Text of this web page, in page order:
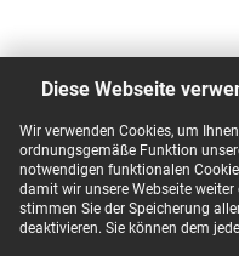
Diese Webseite
Wir verwenden Cookies, um
ordnungsgemäße Funktion
notwendigen funktionalen
damit wir unsere Webseite
stimmen Sie der Speicherung
deaktivieren. Sie können dem